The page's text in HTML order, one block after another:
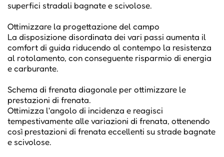
superfici stradali bagnate e scivolose.
Ottimizzare la progettazione del campo
La disposizione disordinata dei vari passi aumenta il
comfort di guida riducendo al contempo la resistenza
al rotolamento, con conseguente risparmio di energia
e carburante.
Schema di frenata diagonale per ottimizzare le
prestazioni di frenata.
Ottimizza l'angolo di incidenza e reagisci
tempestivamente alle variazioni di frenata, ottenendo
così prestazioni di frenata eccellenti su strade bagnate
e scivolose.